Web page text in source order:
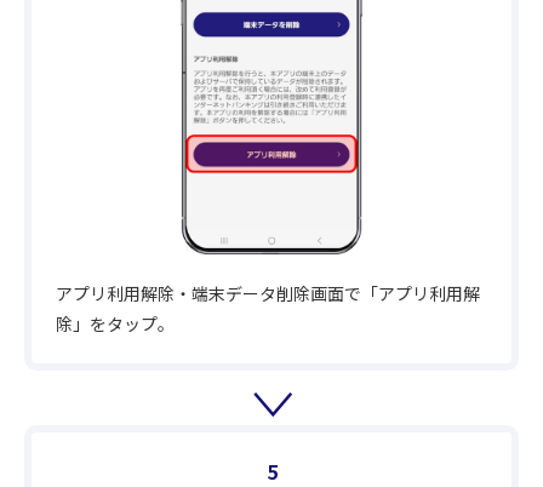
アプリ利用解除・端末データ削除画面で「アプリ利用解
除」をタップ。
5